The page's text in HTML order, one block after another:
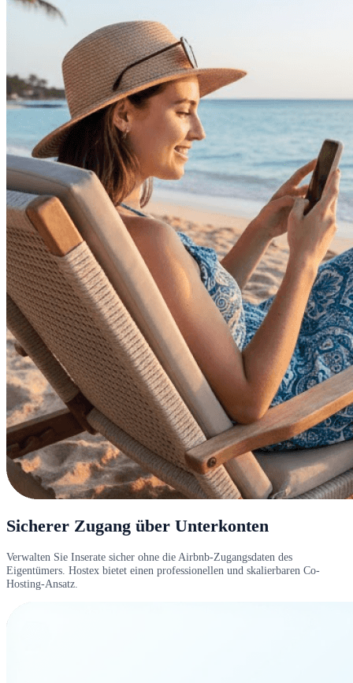
Sicherer Zugang über Unterkonten
Verwalten Sie Inserate sicher ohne die Airbnb-Zugangsdaten des
Eigentümers. Hostex bietet einen professionellen und skalierbaren Co-
Hosting-Ansatz.